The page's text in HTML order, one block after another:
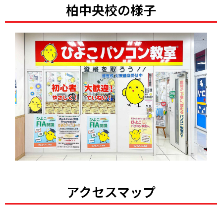
柏中央校の様子
アクセスマップ